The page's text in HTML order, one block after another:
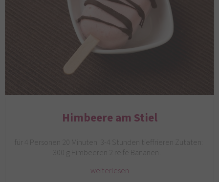
Himbeere am Stiel
für 4 Personen 20 Minuten 3-4 Stunden tieffrieren Zutaten:
300 g Himbeeren 2 reife Bananen…
weiterlesen